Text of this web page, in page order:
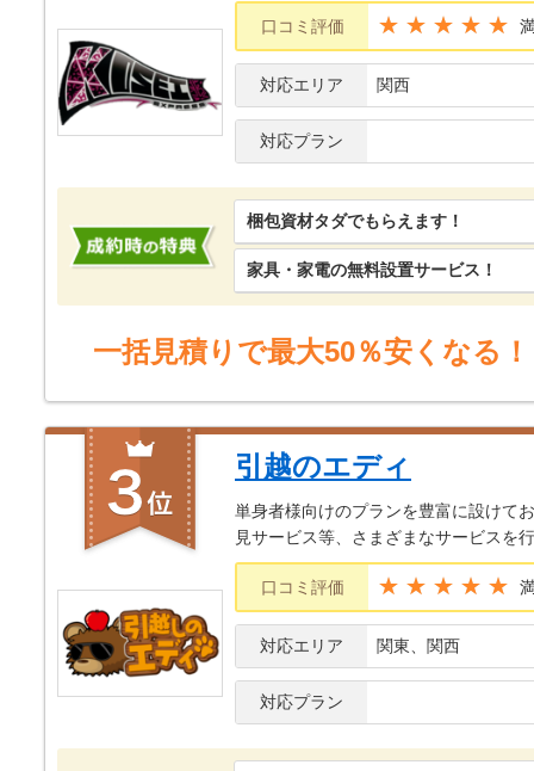
口コミ評価 ★★★★★
対応エリア 関西
対応プラン
梱包資材タダでもらえます！
家具・家電の無料設置サービス！
一括見積りで最大50％安くなる！
引越のエディ
単身者様向けのプランを豊富に設けて
見サービス等、さまざまなサービスを
口コミ評価 ★★★★★
対応エリア 関東、関西
対応プラン